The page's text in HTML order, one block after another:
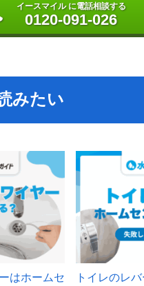
イースマイル に電話相談する
0120-091-026
みたい
はホームセ
トイレのレ